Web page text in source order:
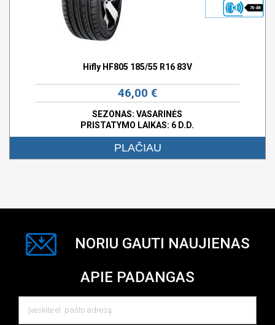
70 dB
Hifly HF805 185/55 R16 83V
46,00 €
SEZONAS: VASARINĖS
PRISTATYMO LAIKAS: 6 D.D.
PLAČIAU
NORIU GAUTI NAUJIENAS
APIE PADANGAS